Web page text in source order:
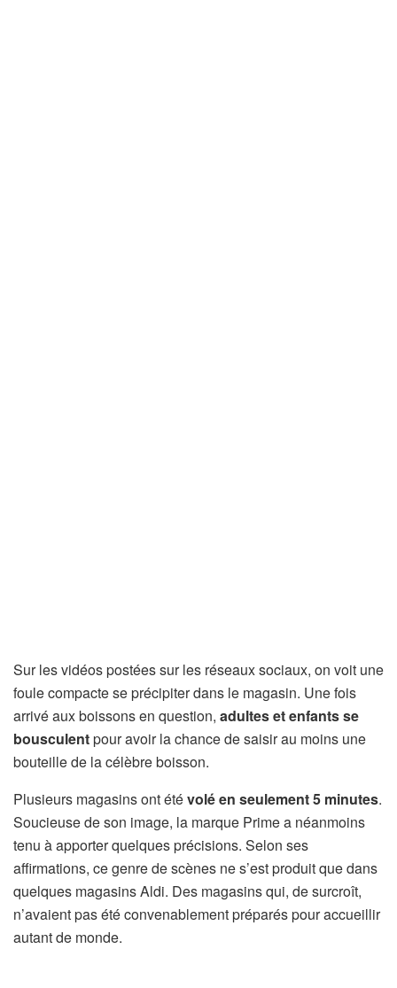
Sur les vidéos postées sur les réseaux sociaux, on voit une
foule compacte se précipiter dans le magasin. Une fois
arrivé aux boissons en question, adultes et enfants se
bousculentpour avoir la chance de saisir au moins une
bouteille de la célèbre boisson.
Plusieurs magasins ont étévolé en seulement 5 minutes.
Soucieuse de son image, la marque Prime a néanmoins
tenu à apporter quelques précisions. Selon ses
affirmations, ce genre de scènes ne s’est produit que dans
quelques magasins Aldi. Des magasins qui, de surcroît,
n’avaient pas été convenablement préparés pour accueillir
autant de monde.